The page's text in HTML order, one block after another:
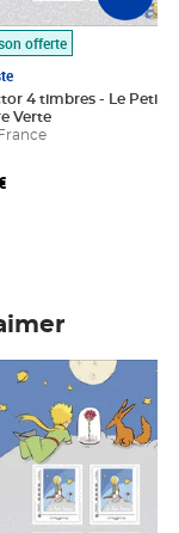
panier
offerte
4 timbres - Le Petit
Verte